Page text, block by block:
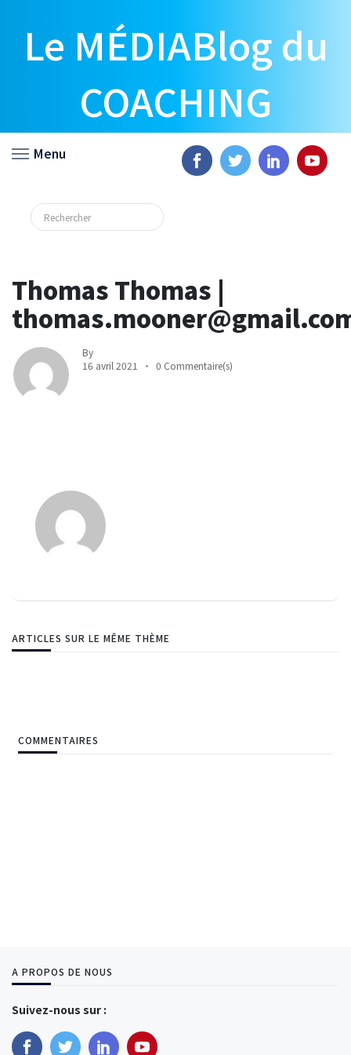
Le MÉDIABlog du
COACHING
Menu
Thomas Thomas |
By
16 avril 2021
0 Commentaire(s)
ARTICLES SUR LE MÊME THÈME
COMMENTAIRES
A PROPOS DE NOUS
Suivez-nous sur :